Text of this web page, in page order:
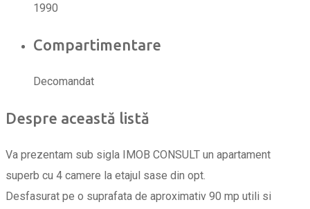
1990
Compartimentare
Decomandat
Despre această listă
Va prezentam sub sigla IMOB CONSULT un apartament
superb cu 4 camere la etajul sase din opt.
Desfasurat pe o suprafata de aproximativ 90 mp utili si